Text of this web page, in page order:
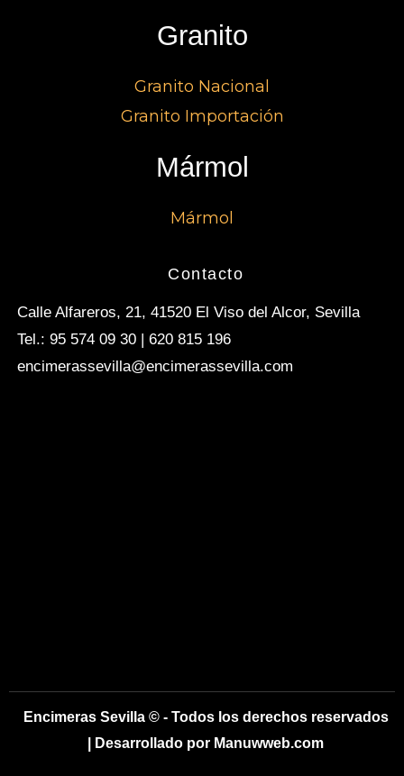
Granito
Granito Nacional
Granito Importación
Mármol
Mármol
Contacto
Calle Alfareros, 21, 41520 El Viso del Alcor, Sevilla
Tel.: 95 574 09 30 | 620 815 196
encimerassevilla@encimerassevilla.com
Encimeras Sevilla © - Todos los derechos reservados
| Desarrollado por Manuwweb.com